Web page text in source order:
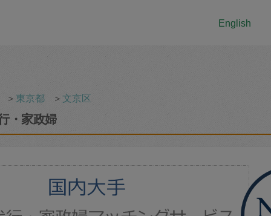
English
＞ 東京都 ＞文京区
・家政婦